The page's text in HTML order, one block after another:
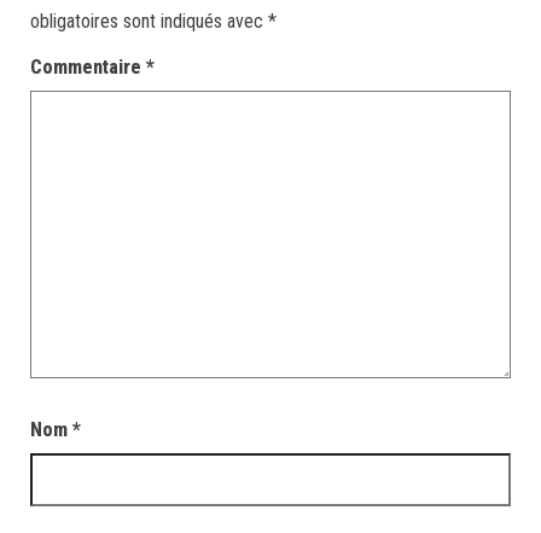
obligatoires sont indiqués avec *
Commentaire *
Nom *